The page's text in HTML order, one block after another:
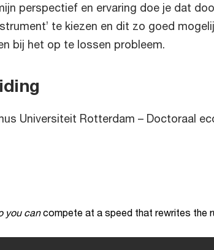
perspectief en ervaring doe je dat
te kiezen en dit zo goed
bij het op te lossen probleem.
Universiteit Rotterdam – Doctoraal
you can compete at a speed that rewrites the